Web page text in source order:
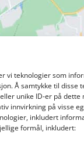
vi teknologier som
Å samtykke til disse
unike ID-er på dette
innvirkning på visse
inkludert
formål, inkludert: